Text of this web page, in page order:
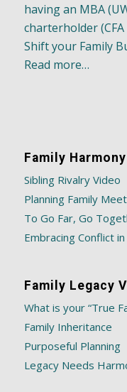
having an MBA
charterholder
Shift your Family
Read more…
Family
Sibling Rivalry Video
Planning Family
To Go Far, Go
Embracing Conflict
Family Legacy
What is your “True
Family Inheritance
Purposeful Planning
Legacy Needs